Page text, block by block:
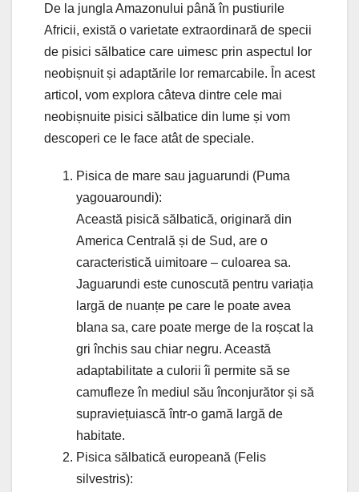
De la jungla Amazonului până în pustiurile
Africii, există o varietate extraordinară de specii
de pisici sălbatice care uimesc prin aspectul lor
neobișnuit și adaptările lor remarcabile. În acest
articol, vom explora câteva dintre cele mai
neobișnuite pisici sălbatice din lume și vom
descoperi ce le face atât de speciale.
Pisica de mare sau jaguarundi (Puma
yagouaroundi):
Această pisică sălbatică, originară din
America Centrală și de Sud, are o
caracteristică uimitoare – culoarea sa.
Jaguarundi este cunoscută pentru variația
largă de nuanțe pe care le poate avea
blana sa, care poate merge de la roșcat la
gri închis sau chiar negru. Această
adaptabilitate a culorii îi permite să se
camufleze în mediul său înconjurător și să
supraviețuiască într-o gamă largă de
habitate.
Pisica sălbatică europeană (Felis
silvestris):